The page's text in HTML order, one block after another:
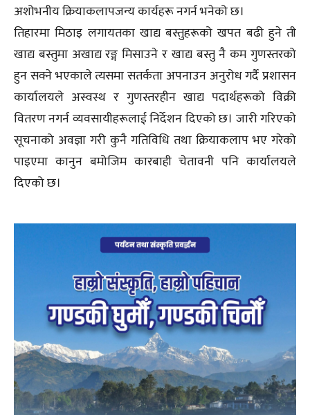
अशोभनीय क्रियाकलापजन्य कार्यहरू नगर्न भनेको छ।
तिहारमा मिठाइ लगायतका खाद्य बस्तुहरूको खपत बढी हुने ती
खाद्य बस्तुमा अखाद्य रङ्ग मिसाउने र खाद्य बस्तु नै कम गुणस्तरको
हुन सक्ने भएकाले त्यसमा सतर्कता अपनाउन अनुरोध गर्दै प्रशासन
कार्यालयले अस्वस्थ र गुणस्तरहीन खाद्य पदार्थहरूको विक्री
वितरण नगर्न व्यवसायीहरूलाई निर्देशन दिएको छ। जारी गरिएको
सूचनाको अवज्ञा गरी कुनै गतिविधि तथा क्रियाकलाप भए गरेको
पाइएमा कानुन बमोजिम कारबाही चेतावनी पनि कार्यालयले
दिएको छ।